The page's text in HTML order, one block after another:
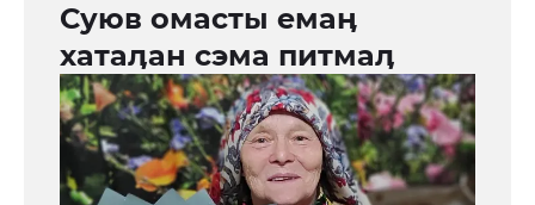
Суюв омасты емаӊ
хатаӆан сэма питмаӆ